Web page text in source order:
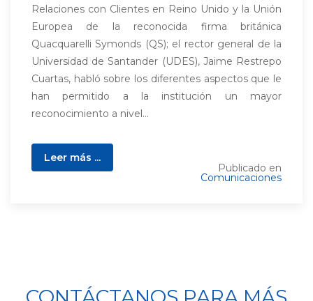
Relaciones con Clientes en Reino Unido y la Unión
Europea de la reconocida firma británica
Quacquarelli Symonds (QS); el rector general de la
Universidad de Santander (UDES), Jaime Restrepo
Cuartas, habló sobre los diferentes aspectos que le
han permitido a la institución un mayor
reconocimiento a nivel...
Leer más ...
Publicado en
Comunicaciones